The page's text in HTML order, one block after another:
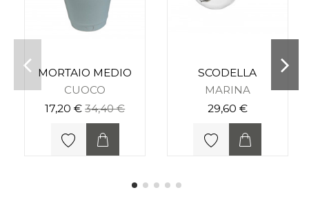
MORTAIO MEDIO
CUOCO
17,20 €34,40 €
SCODELLA
MARINA
29,60 €